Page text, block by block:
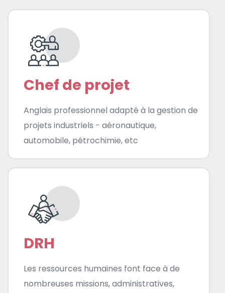
Chef de projet
Anglais professionnel adapté à la gestion de
projets industriels - aéronautique,
automobile, pétrochimie, etc
DRH
Les ressources humaines font face à de
nombreuses missions, administratives,